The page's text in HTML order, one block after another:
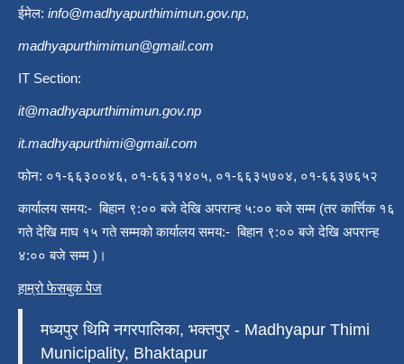
ईमेल: info@madhyapurthimimun.gov.np,
madhyapurthimimun@gmail.com
IT Section:
it@madhyapurthimimun.gov.np
it.madhyapurthimi@gmail.com
फोन: ०१-६६३००४६, ०१-६६३१४०५, ०१-६६३५७०४, ०१-६६३७६५२
कार्यालय समय:- बिहान ९:०० बजे देखि अपरान्ह ५:०० बजे सम्म (तर कार्त्तिक १६
गते देखि माघ १५ गते सम्मको कार्यालय समय:- बिहान ९:०० बजे देखि अपरान्ह
४:०० बजे सम्म )।
हाम्रो फेसबुक पेज
मध्यपुर थिमि नगरपालिका, भक्तपुर - Madhyapur Thimi
Municipality, Bhaktapur